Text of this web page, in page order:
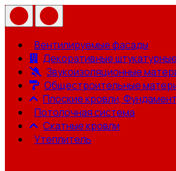
Вентилируемые фасады
Декоративные
Звукоизоляционные
Общестроительные
Плоские кровли,
Потолочная система
Скатные кровли
Утеплитель